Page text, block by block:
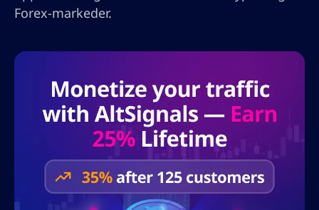
Forex-markeder.